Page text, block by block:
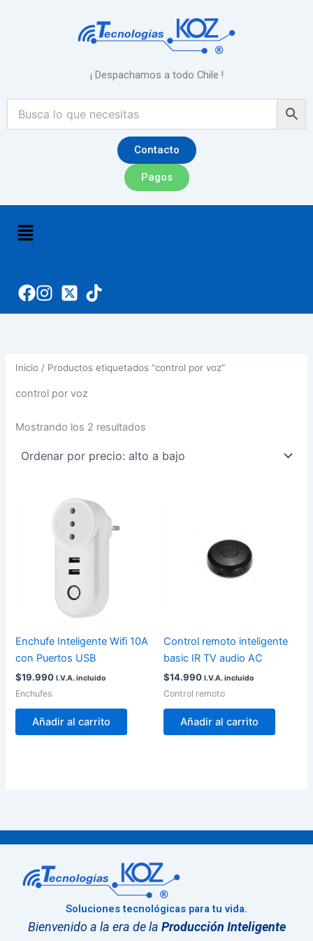
¡ Despachamos a todo Chile !
Contacto
Pagos
Menú
Inicio / Productos etiquetados “control por voz”
control por voz
Mostrando los 2 resultados
alto
a
Enchufe Inteligente Wifi 10A
con Puertos USB
$19.990 I.V.A. incluido
Enchufes
Añadir al carrito
Control remoto inteligente
basic IR TV audio AC
$14.990 I.V.A. incluido
Control remoto
Añadir al carrito
Soluciones tecnológicas para tu vida.
Bienvenido a la era de la Producción Inteligente